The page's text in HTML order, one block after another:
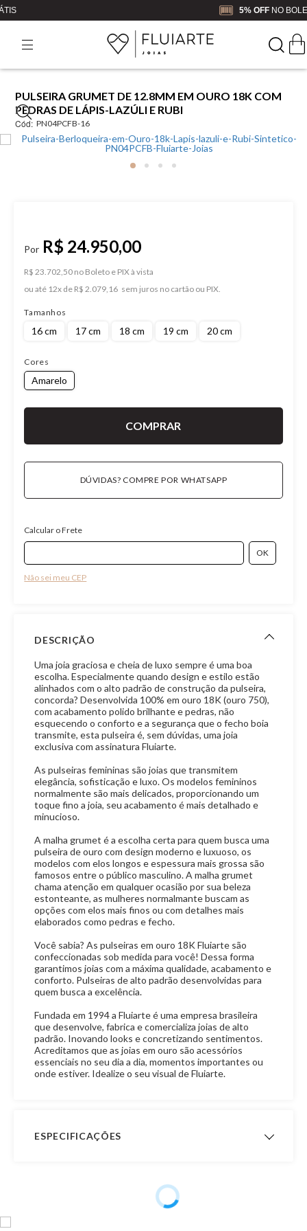
NO BOLETO OU PIX
PULSEIRA GRUMET DE 12.8MM EM OURO 18K COM
PEDRAS DE LÁPIS-LAZÚLI E RUBI
Cód: PN04PCFB-16
R$ 24.950,00
R$ 23.702,50 no Boleto e PIX
ou
12x de R$ 2.079,16
Tamanhos
16 cm 17 cm 18 cm 19 cm 20 cm
Cores
Amarelo
DÚVIDAS? COMPRE POR WHATSAPP
Calcular o Frete
Não sei meu CEP
DESCRIÇÃO
Uma joia graciosa e cheia de luxo sempre é uma boa
escolha. Especialmente quando design e estilo estão
alinhados com o alto padrão de construção da pulseira,
concorda? Desenvolvida 100% em ouro 18K (ouro 750),
com acabamento polido brilhante e pedras, não
esquecendo o conforto e a segurança que o fecho boia
transmite, esta pulseira é, sem dúvidas, uma joia
exclusiva com assinatura Fluiarte.
As pulseiras femininas são joias que transmitem
elegância, sofisticação e luxo. Os modelos femininos
normalmente são mais delicados, proporcionando um
toque fino a joia, seu acabamento é mais detalhado e
minucioso.
A malha grumet é a escolha certa para quem busca uma
pulseira de ouro com design moderno e luxuoso, os
modelos com elos longos e espessura mais grossa são
famosos entre o público masculino. A malha grumet
chama atenção em qualquer ocasião por sua beleza
estonteante, as mulheres normalmante buscam as
opções com elos mais finos ou com detalhes mais
elaborados como pedras e fecho.
Você sabia? As pulseiras em ouro 18K Fluiarte são
confeccionadas sob medida para você! Dessa forma
garantimos joias com a máxima qualidade, acabamento e
conforto. Pulseiras de alto padrão desenvolvidas para
quem busca a excelência.
Fundada em 1994 a Fluiarte é uma empresa brasileira
que desenvolve, fabrica e comercializa joias de alto
padrão. Inovando looks e concretizando sentimentos.
Acreditamos que as joias em ouro são acessórios
essenciais no seu dia a dia, momentos importantes ou
onde estiver. Idealize o seu visual de Fluiarte.
ESPECIFICAÇÕES
comprimento: 15,4 gramas
- Peso com 17,0 cm de
comprimento: 16,3 gramas